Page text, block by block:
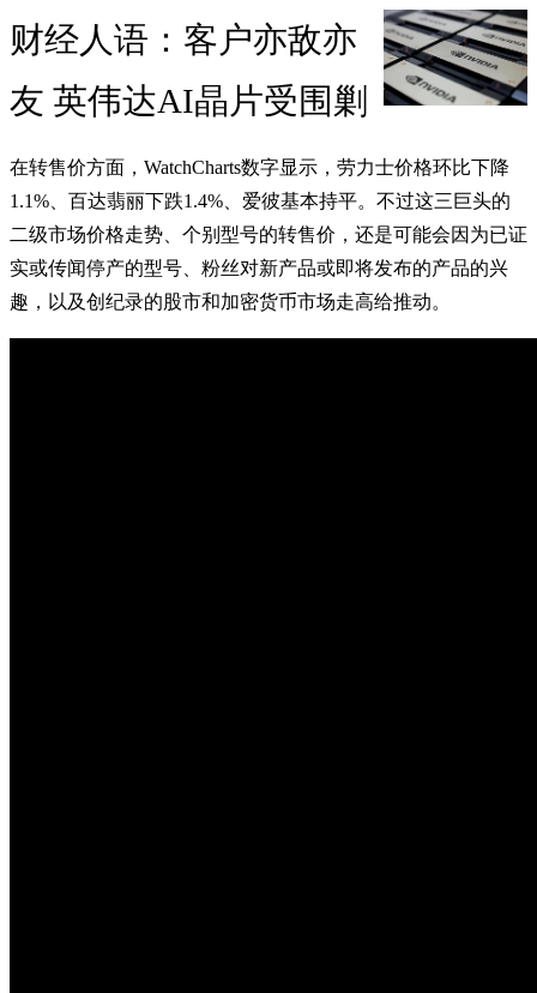
财经人语：客户亦敌亦
友 英伟达AI晶片受围剿
在转售价方面，WatchCharts数字显示，劳力士价格环比下降
1.1%、百达翡丽下跌1.4%、爱彼基本持平。不过这三巨头的
二级市场价格走势、个别型号的转售价，还是可能会因为已证
实或传闻停产的型号、粉丝对新产品或即将发布的产品的兴
趣，以及创纪录的股市和加密货币市场走高给推动。